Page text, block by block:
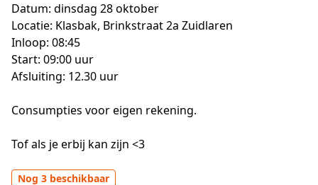
Datum: dinsdag 28 oktober
Locatie: Klasbak, Brinkstraat 2a Zuidlaren
Inloop: 08:45
Start: 09:00 uur
Afsluiting: 12.30 uur
Consumpties voor eigen rekening.
Tof als je erbij kan zijn <3
Nog 3 beschikbaar